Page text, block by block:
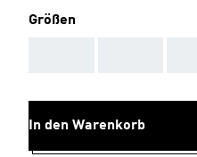
Größen
In den Warenkorb